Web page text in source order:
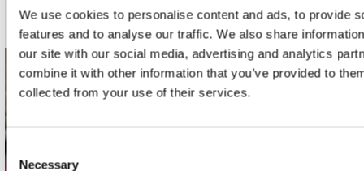
We use cookies to personalise content and ads, to provide
features and to analyse our traffic. We also share
our site with our social media, advertising and analytics
combine it with other information that you’ve provided to
collected from your use of their services.
Selection
Necessary
contact